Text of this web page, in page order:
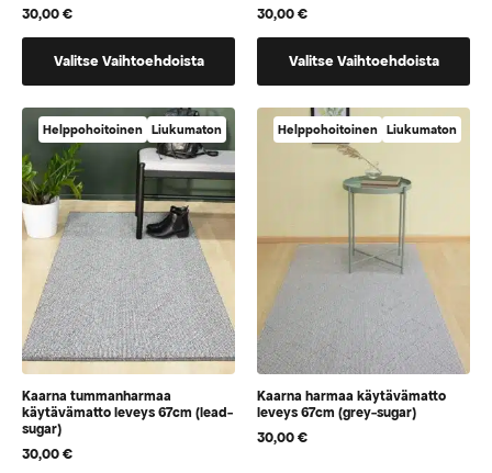
30,00€
Valitse Vaihtoehdoista
vaihtoehtoja,
jotka
voidaan
valita
tuotteen
sivulla
30,00€
Valitse Vaihtoehdoista
vaihtoehtoja,
jotka
sivulla
Helppohoitoinen Liukumaton
Kaarna tummanharmaa
käytävämatto leveys 67cm (lead-
sugar)
30,00€
Helppohoitoinen Liukumaton
Kaarna harmaa käytävämatto
leveys 67cm (grey-sugar)
30,00€